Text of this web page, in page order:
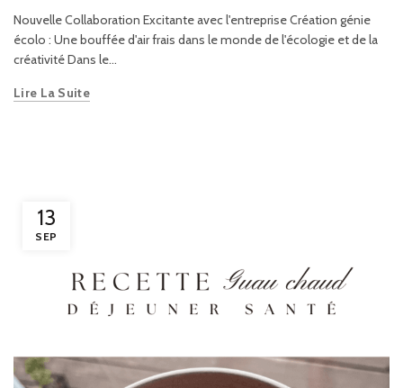
Nouvelle Collaboration Excitante avec l'entreprise Création génie
écolo : Une bouffée d'air frais dans le monde de l'écologie et de la
créativité Dans le...
Lire La Suite
13
SEP